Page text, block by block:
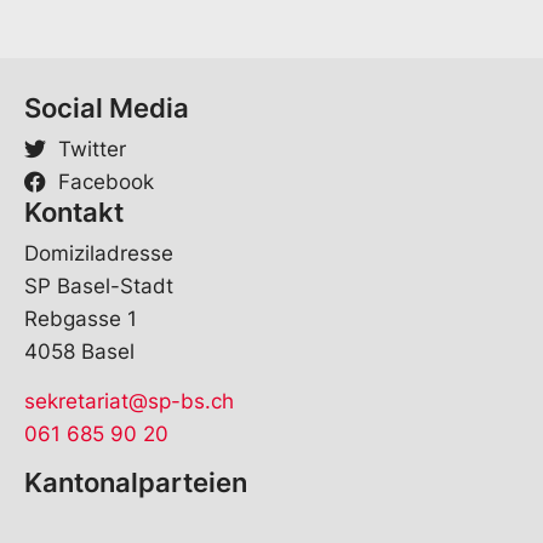
Social Media
Twitter
Facebook
Kontakt
Domiziladresse
SP Basel-Stadt
Rebgasse 1
4058 Basel
sekretariat@sp-bs.ch
061 685 90 20
Kantonalparteien